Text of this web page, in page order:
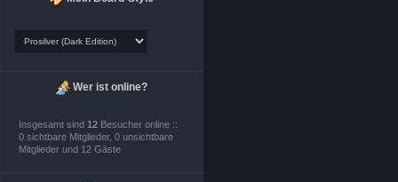
Wer ist online?
Insgesamt sind 12 Besucher online ::
0 sichtbare Mitglieder, 0 unsichtbare
Mitglieder und 12 Gäste